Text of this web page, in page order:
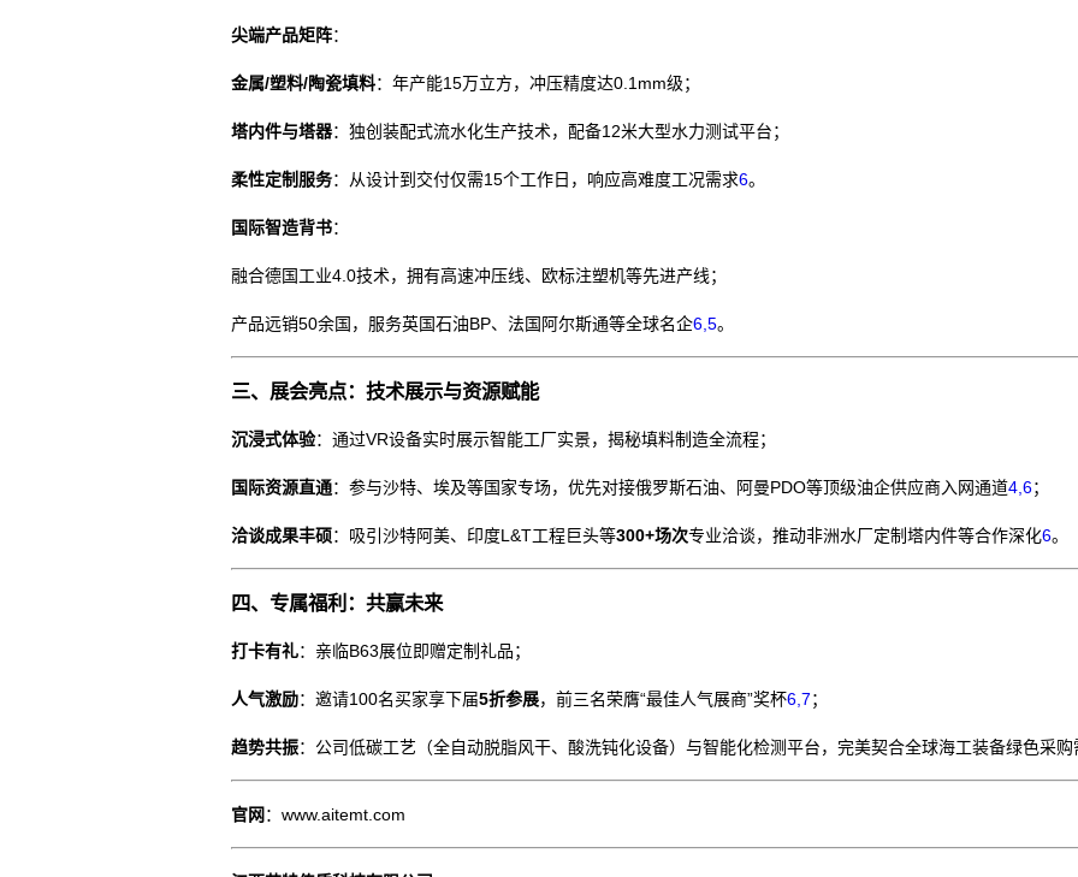
尖端产品矩阵：
金属/塑料/陶瓷填料：年产能15万立方，冲压精度达0.1mm级；
塔内件与塔器：独创装配式流水化生产技术，配备12米大型水力测试平台；
柔性定制服务：从设计到交付仅需15个工作日，响应高难度工况需求6。
国际智造背书：
融合德国工业4.0技术，拥有高速冲压线、欧标注塑机等先进产线；
产品远销50余国，服务英国石油BP、法国阿尔斯通等全球名企6,5。
三、展会亮点：技术展示与资源赋能
沉浸式体验：通过VR设备实时展示智能工厂实景，揭秘填料制造全流程；
国际资源直通：参与沙特、埃及等国家专场，优先对接俄罗斯石油、阿曼PDO等顶级油企供应商入网通道4,6；
洽谈成果丰硕：吸引沙特阿美、印度L&T工程巨头等300+场次专业洽谈，推动非洲水厂定制塔内件等合作深化6。
四、专属福利：共赢未来
打卡有礼：亲临B63展位即赠定制礼品；
人气激励：邀请100名买家享下届5折参展，前三名荣膺“最佳人气展商”奖杯6,7；
趋势共振：公司低碳工艺（全自动脱脂风干、酸洗钝化设备）与智能化检测平台，完美契合全球海工装备绿色采购
官网 ：www.aitemt.com